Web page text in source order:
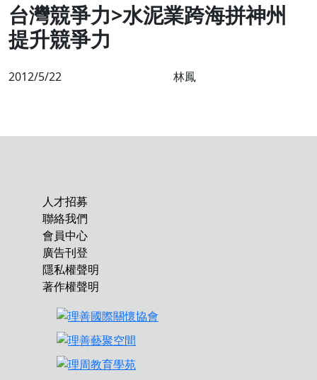
台灣競爭力>水泥業跨海拼神州
提升競爭力
2012/5/22 林鳳
人才招募
聯絡我們
會員中心
廣告刊登
隱私權聲明
著作權聲明